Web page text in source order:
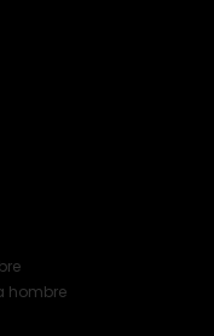
hombre